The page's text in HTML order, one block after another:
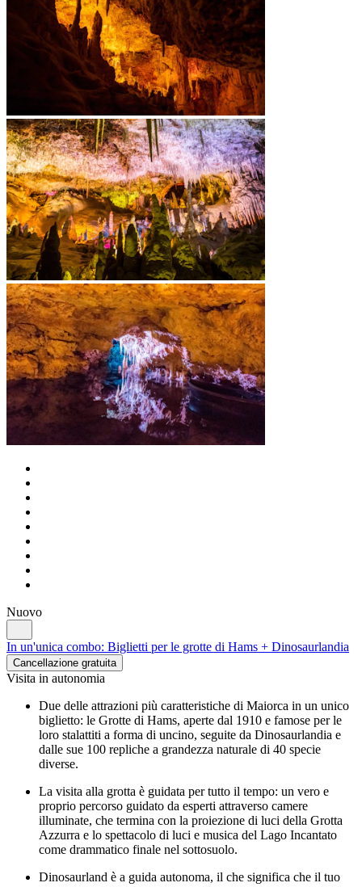
Nuovo
In un'unica combo: Biglietti per le grotte di Hams + Dinosaurlandia
Cancellazione gratuita
Visita in autonomia
Due delle attrazioni più caratteristiche di Maiorca in un unico
biglietto: le Grotte di Hams, aperte dal 1910 e famose per le
loro stalattiti a forma di uncino, seguite da Dinosaurlandia e
dalle sue 100 repliche a grandezza naturale di 40 specie
diverse.
La visita alla grotta è guidata per tutto il tempo: un vero e
proprio percorso guidato da esperti attraverso camere
illuminate, che termina con la proiezione di luci della Grotta
Azzurra e lo spettacolo di luci e musica del Lago Incantato
come drammatico finale nel sottosuolo.
Dinosaurland è a guida autonoma, il che significa che il tuo